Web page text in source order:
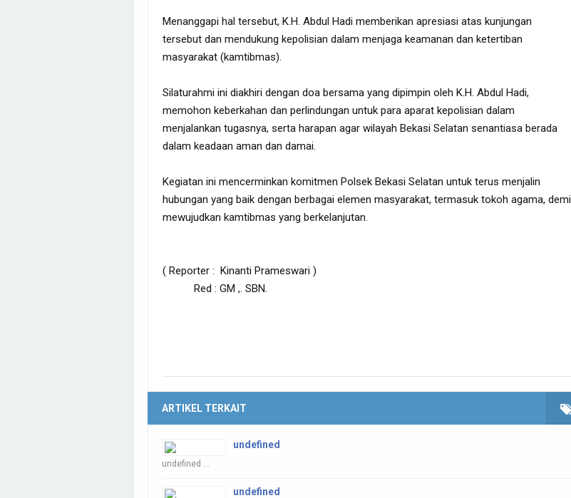
Menanggapi hal tersebut, K.H. Abdul Hadi memberikan apresiasi atas kunjungan
tersebut dan mendukung kepolisian dalam menjaga keamanan dan ketertiban
masyarakat (kamtibmas).
Silaturahmi ini diakhiri dengan doa bersama yang dipimpin oleh K.H. Abdul Hadi,
memohon keberkahan dan perlindungan untuk para aparat kepolisian dalam
menjalankan tugasnya, serta harapan agar wilayah Bekasi Selatan senantiasa berada
dalam keadaan aman dan damai.
Kegiatan ini mencerminkan komitmen Polsek Bekasi Selatan untuk terus menjalin
hubungan yang baik dengan berbagai elemen masyarakat, termasuk tokoh agama, demi
mewujudkan kamtibmas yang berkelanjutan.
( Reporter : Kinanti Prameswari )
Red : GM ,. SBN.
ARTIKEL TERKAIT
undefined
undefined ...
undefined